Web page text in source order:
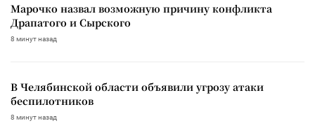
Марочко назвал возможную причину конфликта
Драпатого и Сырского
8 минут назад
В Челябинской области объявили угрозу атаки
беспилотников
8 минут назад